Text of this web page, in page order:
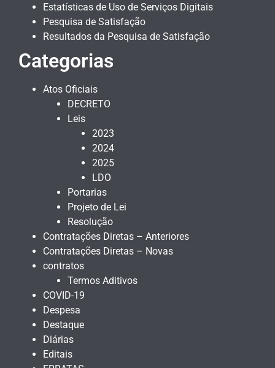
Estatísticas de Uso de Serviços Digitais
Pesquisa de Satisfação
Resultados da Pesquisa de Satisfação
Categorias
Atos Oficiais
DECRETO
Leis
2023
2024
2025
LDO
Portarias
Projeto de Lei
Resolução
Contratações Diretas – Anteriores
Contratações Diretas – Novas
contratos
Termos Aditivos
COVID-19
Despesa
Destaque
Diárias
Editais